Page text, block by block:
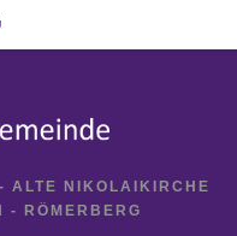
ALTE NIKOLAIKIRCHE
- RÖMERBERG